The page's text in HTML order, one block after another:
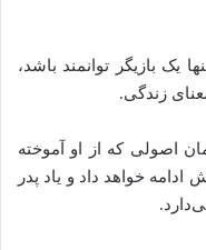
یک بازیگر توانمند باشد،
زندگی.
اصولی که از او آموخته
خواهد داد و یاد پدر